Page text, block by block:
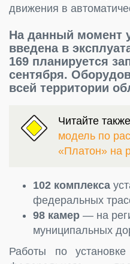
движения в
На данный момент
введена в
169 планируется
сентября.
всей территории
Читайте
модель по
«Платон» на
102 комплекса
федеральных
98 камер — на
муниципальных
Работы по